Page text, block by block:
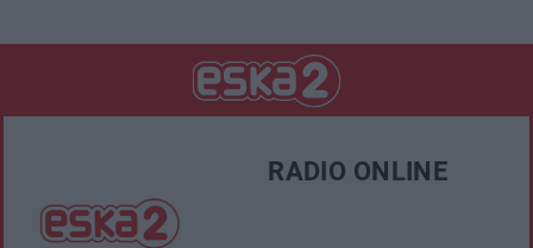
RADIO ONLINE